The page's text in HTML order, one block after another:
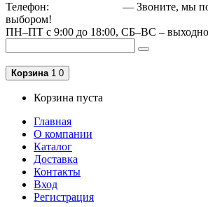
Телефон:
— Звоните, мы
выбором!
ПН–ПТ с 9:00 до 18:00, СБ–ВС –
Корзина 1 0
Корзина пуста
Главная
О компании
Каталог
Доставка
Контакты
Вход
Регистрация